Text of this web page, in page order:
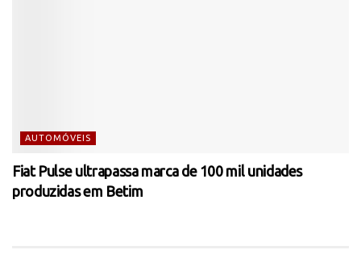
AUTOMÓVEIS
Fiat Pulse ultrapassa marca de 100 mil unidades
produzidas em Betim